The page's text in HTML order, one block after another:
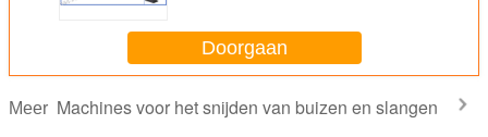
Doorgaan
Meer Machines voor het snijden van buizen en slangen